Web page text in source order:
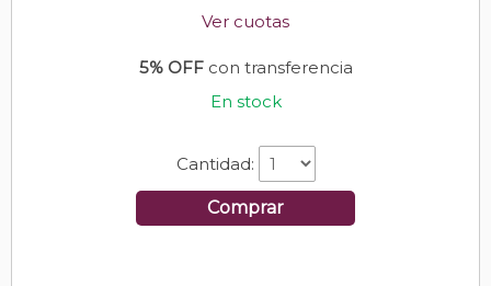
Ver cuotas
5% OFFcon transferencia
En stock
Cantidad:
Comprar